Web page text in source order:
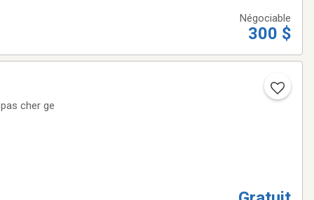
Négociable
300 $
cher ge